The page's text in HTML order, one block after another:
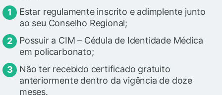
Estar regulamente inscrito e adimplente junto
ao seu Conselho Regional;
Possuir a CIM – Cédula de Identidade Médica
em policarbonato;
Não ter recebido certificado gratuito
anteriormente dentro da vigência de doze
meses.